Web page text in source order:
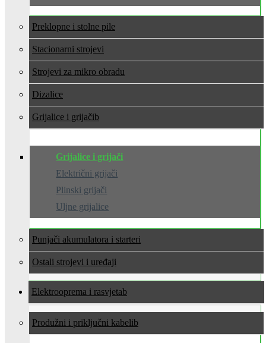
Preklopne i stolne pile
Stacionarni strojevi
Strojevi za mikro obradu
Dizalice
Grijalice i grijači
Grijalice i grijači
Električni grijači
Plinski grijači
Uljne grijalice
Punjači akumulatora i starteri
Ostali strojevi i uređaji
Elektrooprema i rasvjeta
Produžni i priključni kabeli